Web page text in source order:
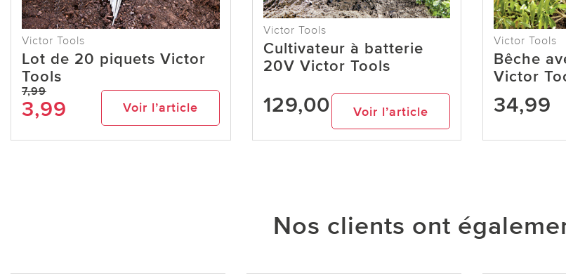
Victor Tools
Lot de 20 piquets Victor
Tools
7,99
3,99 Voir l’article
Victor Tools
Cultivateur à batterie
20V Victor Tools
129,00 Voir l’article
Victor Tools
Bêche
Victor
34,99
Nos clients ont